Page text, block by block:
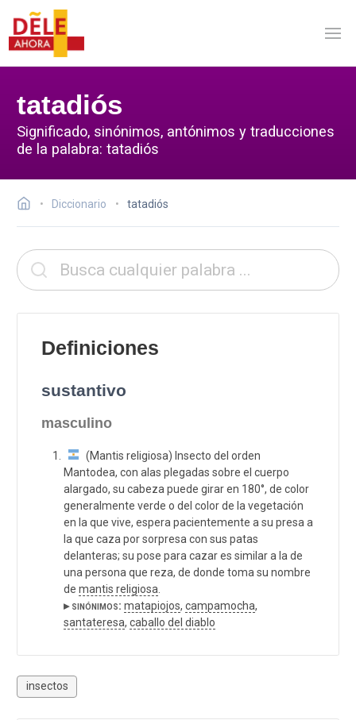
tatadiós
Significado, sinónimos, antónimos y traducciones
de la palabra: tatadiós
Diccionario tatadiós
Definiciones
sustantivo
masculino
(Mantis religiosa) Insecto del orden
Mantodea, con alas plegadas sobre el cuerpo
alargado, su cabeza puede girar en 180°, de color
generalmente verde o del color de la vegetación
en la que vive, espera pacientemente a su presa a
la que caza por sorpresa con sus patas
delanteras; su pose para cazar es similar a la de
una persona que reza, de donde toma su nombre
de mantis religiosa
▸ sinónimos: matapiojos, campamocha,
santateresa, caballo del diablo
insectos